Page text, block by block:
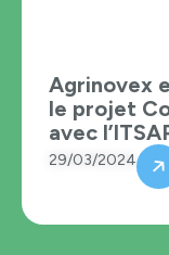
Agrinovex
le projet
avec
29/03/2024